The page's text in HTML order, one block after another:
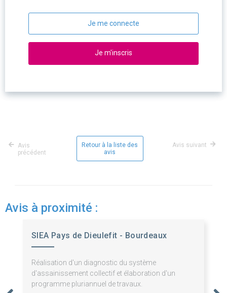
Je me connecte
Je m'inscris
Avis
précédent
Retour à la liste des
avis
Avis suivant
Avis à proximité :
SIEA Pays de Dieulefit - Bourdeaux
Réalisation d'un diagnostic du système
d'assainissement collectif et élaboration d'un
programme pluriannuel de travaux.